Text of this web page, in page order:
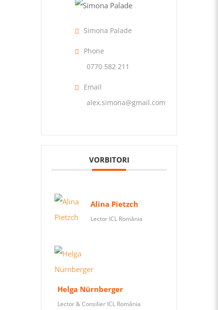
Simona Palade
Phone
0770 582 211
Email
alex.simona@gmail.com
VORBITORI
Alina Pietzch
Lector ICL România
Helga Nürnberger
Lector & Consilier ICL România